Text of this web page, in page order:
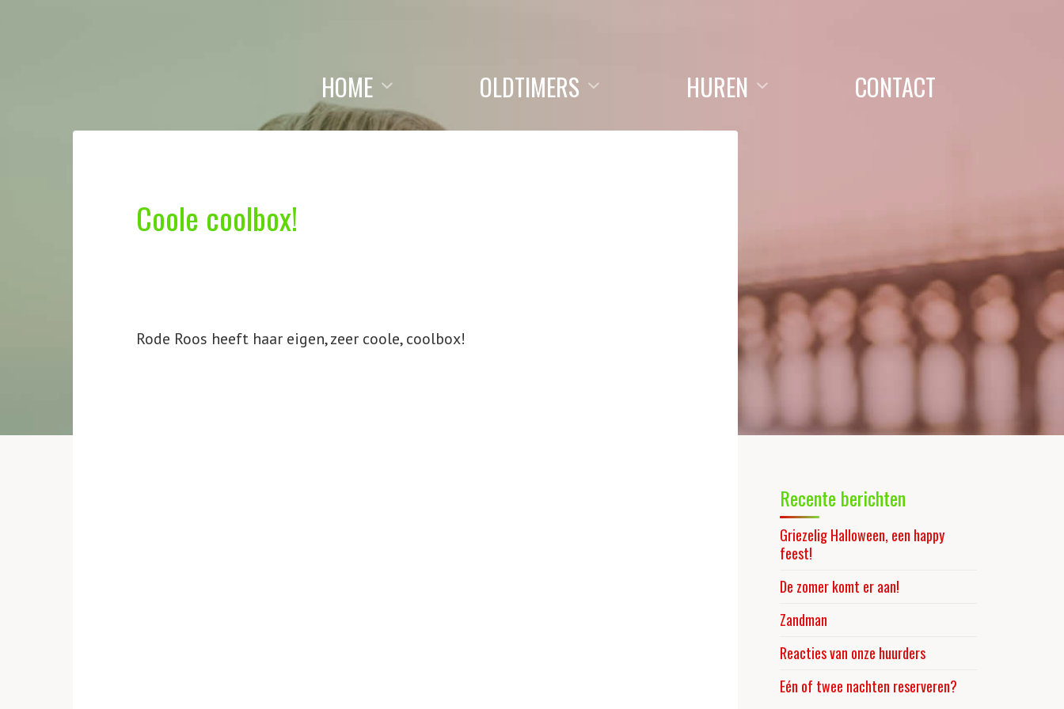
HOME OLDTIMERS HUREN CONTACT
Coole coolbox!
Rode Roos heeft haar eigen, zeer coole, coolbox!
Recente berichten
Griezelig Halloween, een happy
feest!
De zomer komt er aan!
Zandman
Reacties van onze huurders
Eén of twee nachten reserveren?